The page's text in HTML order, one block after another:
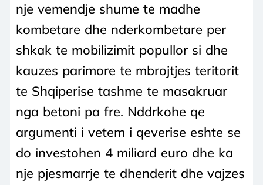
nje vemendje shume te madhe
kombetare dhe nderkombetare per
shkak te mobilizimit popullor si dhe
kauzes parimore te mbrojtjes teritorit
te Shqiperise tashme te masakruar
nga betoni pa fre. Nddrkohe qe
argumenti i vetem i qeverise eshte se
do investohen 4 miliard euro dhe ka
nje pjesmarrje te dhenderit dhe vajzes